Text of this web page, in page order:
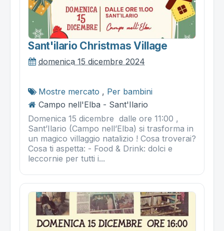
Sant'ilario Christmas Village
domenica 15 dicembre 2024
Mostre mercato , Per bambini
Campo nell'Elba - Sant'Ilario
Domenica 15 dicembre dalle ore 11:00 ,
Sant’Ilario (Campo nell’Elba) si trasforma in
un magico villaggio natalizio ! Cosa troverai?
Cosa ti aspetta: - Food & Drink: dolci e
leccornie per tutti i...